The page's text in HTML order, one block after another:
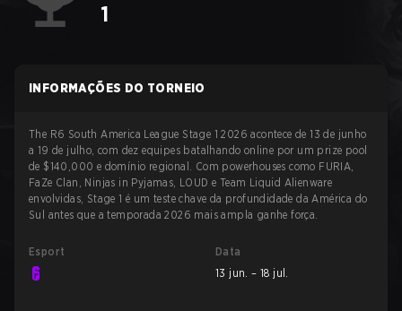
1
INFORMAÇÕES DO TORNEIO
The R6 South America League Stage 1 2026 acontece de 13 de junho
a 19 de julho, com dez equipes batalhando online por um prize pool
de $140,000 e domínio regional. Com powerhouses como FURIA,
FaZe Clan, Ninjas in Pyjamas, LOUD e Team Liquid Alienware
envolvidas, Stage 1 é um teste chave da profundidade da América do
Sul antes que a temporada 2026 mais ampla ganhe força.
Esport
Data
13 jun. – 18 jul.